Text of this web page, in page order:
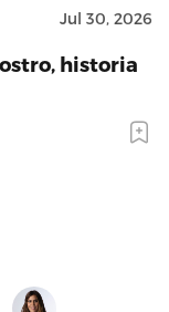
Jul 30, 2026
historia